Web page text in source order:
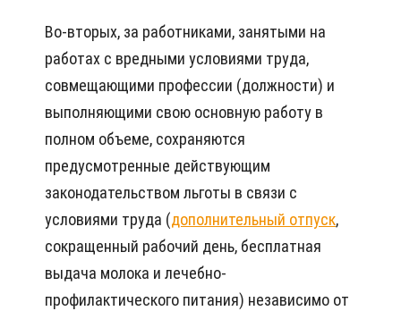
Во-вторых, за работниками, занятыми на
работах с вредными условиями труда,
совмещающими профессии (должности) и
выполняющими свою основную работу в
полном объеме, сохраняются
предусмотренные действующим
законодательством льготы в связи с
условиями труда (дополнительный отпуск,
сокращенный рабочий день, бесплатная
выдача молока и лечебно-
профилактического питания) независимо от